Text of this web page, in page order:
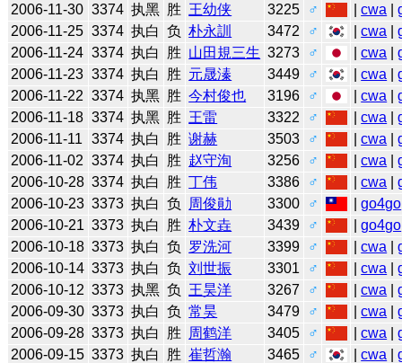
2006-11-30 3374 执黑 胜 王幼侠 3225 ♂ |cwa |
2006-11-25 3374 执白 负 朴永訓 3472 ♂ |cwa |
2006-11-24 3374 执白 胜 山田規三生 3273 ♂ |cwa |
2006-11-23 3374 执白 胜 元晟溱 3449 ♂ |cwa |
2006-11-22 3374 执黑 胜 今村俊也 3196 ♂ |cwa |
2006-11-18 3374 执黑 胜 王雷 3322 ♂ |cwa |
2006-11-11
3374 执白 胜 谢赫 3503 ♂ |cwa |
2006-11-02 3374 执白 胜 赵守洵 3256 ♂ |cwa |
2006-10-28 3374 执白 胜 丁伟 3386 ♂ |cwa |
2006-10-23 3373 执白 负 周俊勛 3300 ♂ |go4go
2006-10-21 3373 执白 胜 朴文垚 3439 ♂ |go4go
2006-10-18 3373 执白 负 罗洗河 3399 ♂ |cwa |
2006-10-14 3373 执白 负 刘世振 3301 ♂ |cwa |
2006-10-12 3373 执黑 负 王昊洋 3267 ♂ |cwa |
2006-09-30 3373 执白 负 常昊 3479 ♂ |cwa |
2006-09-28 3373 执白 胜 周鹤洋 3405 ♂ |cwa |
2006-09-15 3373 执白 胜 崔哲瀚 3465 ♂ |cwa |